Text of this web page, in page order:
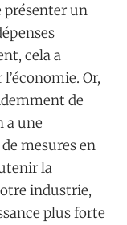
présenter un
cela a
Or,
de
a une
mesures en
la
industrie,
plus forte